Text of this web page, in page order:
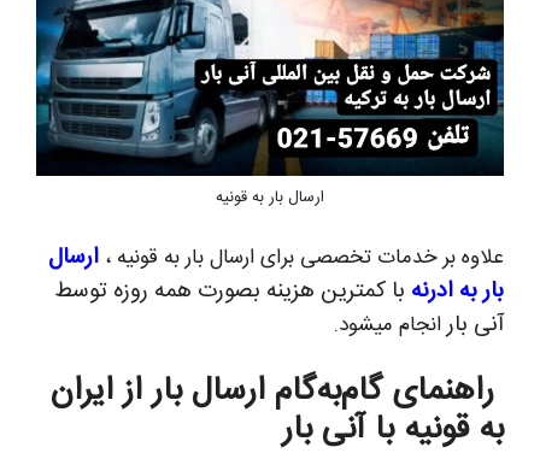
ارسال بار به قونیه
علاوه بر خدمات تخصصی برای ارسال بار به قونیه ، ارسال
بار به ادرنه با کمترین هزینه بصورت همه روزه توسط
آنی بارانجام میشود.
راهنمای گام‌به‌گام ارسال بار از ایران
به قونیه با آنی بار